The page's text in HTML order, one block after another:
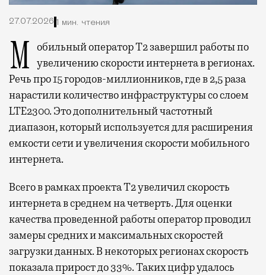
27.07.2026 1 мин. чтения
Мобильный оператор Т2 завершил работы по увеличению скорости интернета в регионах.
Речь про 15 городов-миллионников, где в 2,5 раза
нарастили количество инфраструктуры со слоем
LTE2300. Это дополнительный частотный
диапазон, который используется для расширения
емкости сети и увеличения скорости мобильного
интернета.
Всего в рамках проекта Т2 увеличил скорость
интернета в среднем на четверть. Для оценки
качества проведенной работы оператор проводил
замеры средних и максимальных скоростей
загрузки данных. В некоторых регионах скорость
показала прирост до 33%. Таких цифр удалось